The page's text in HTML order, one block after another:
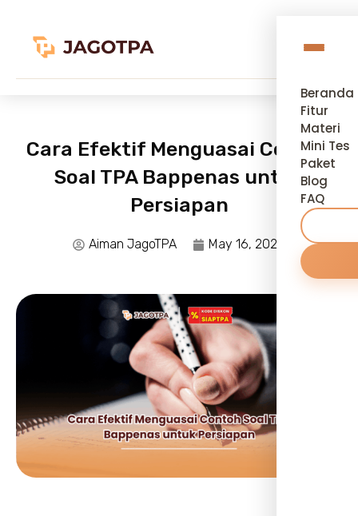
Beranda
Fitur
Materi
Mini Tes
Paket
Blog
FAQ
Cara Efektif Menguasai Contoh
Soal TPA Bappenas untuk
Persiapan
Aiman JagoTPA May 16, 2026